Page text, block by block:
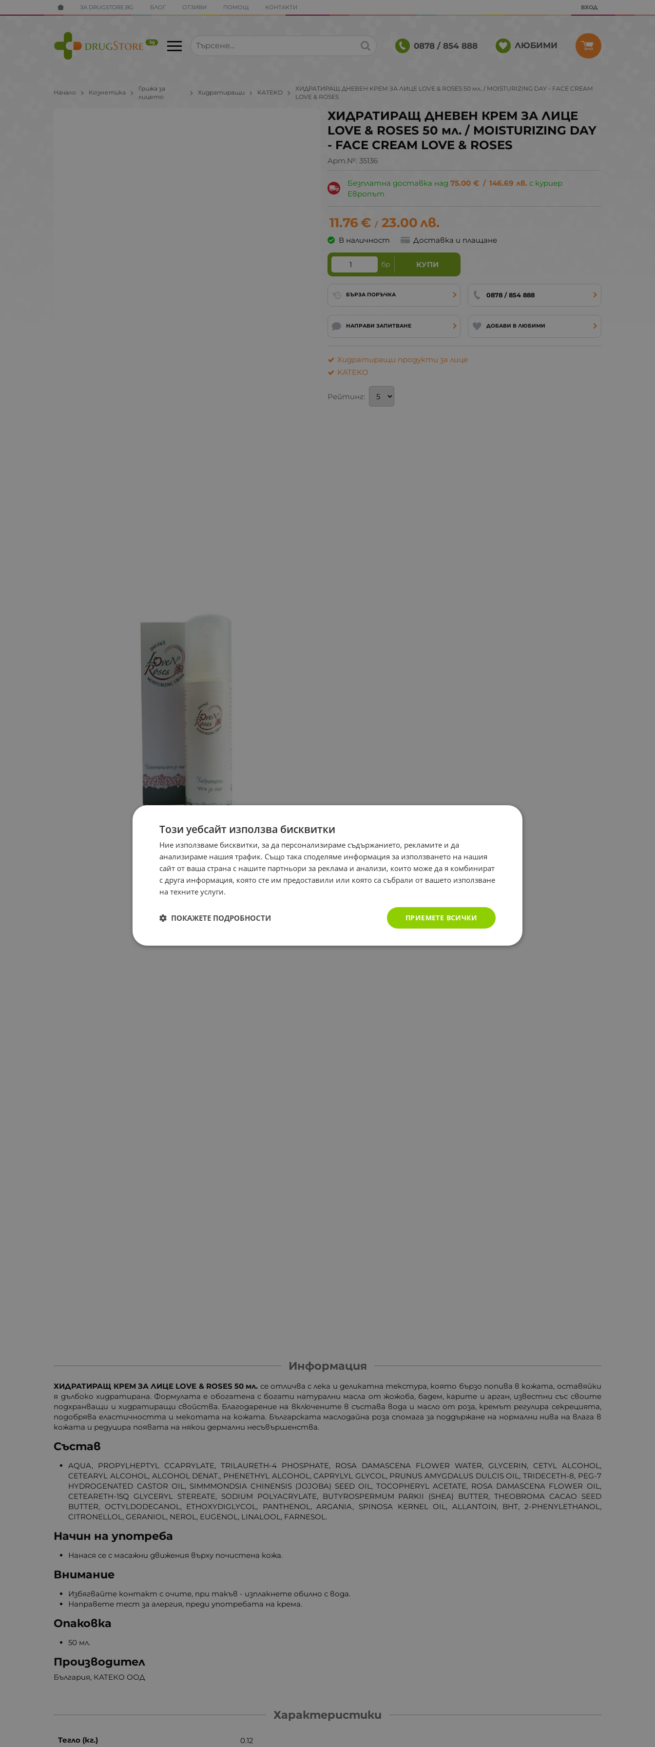
ЗА DRUGSTORE.BG БЛОГ ОТЗИВИ ПОМОЩ КОНТАКТИ ВХОД
0878 / 854 888 ЛЮБИМИ
Начало Козметика
Грижа за
лицето
Хидратиращи KATEKO
ХИДРАТИРАЩ ДНЕВЕН КРЕМ ЗА ЛИЦЕ LOVE & ROSES 50 мл. / MOISTURIZING DAY - FACE CREAM
LOVE & ROSES
ХИДРАТИРАЩ ДНЕВЕН КРЕМ ЗА ЛИЦЕ
LOVE & ROSES 50 мл. / MOISTURIZING DAY
- FACE CREAM LOVE & ROSES
Арт.№: 35136
Безплатна доставка над75.00 € / 146.69 лв. с куриер
Европът
11.76€ / 23.00лв.
В наличност Доставка и плащане
бр КУПИ
БЪРЗА ПОРЪЧКА 0878 / 854 888
НАПРАВИ ЗАПИТВАНЕ ДОБАВИ В ЛЮБИМИ
Хидратиращи продукти за лице
KATEKO
Рейтинг:
Информация
ХИДРАТИРАЩ КРЕМ ЗА ЛИЦЕ LOVE & ROSES 50 мл. се отличва с лека и деликатна текстура, която бързо попива в кожата, оставяйки
я дълбоко хидратирана. Формулата е обогатена с богати натурални масла от жожоба, бадем, карите и арган, известни със своите
подхранващи и хидратиращи свойства. Благодарение на включените в състава вода и масло от роза, кремът регулира секрецията,
подобрява еластичността и мекотата на кожата. Българската маслодайна роза спомага за поддържане на нормални нива на влага в
кожата и редуцира появата на някои дермални несъвършенства.
Състав
AQUA, PROPYLHEPTYL CCAPRYLATE, TRILAURETH-4 PHOSPHATE, ROSA DAMASCENA FLOWER WATER, GLYCERIN, CETYL ALCOHOL,
CETEARYL ALCOHOL, ALCOHOL DENAT., PHENETHYL ALCOHOL, CAPRYLYL GLYCOL, PRUNUS AMYGDALUS DULCIS OIL, TRIDECETH-8, PEG-7
HYDROGENATED CASTOR OIL, SIMMMONDSIA CHINENSIS (JOJOBA) SEED OIL, TOCOPHERYL ACETATE, ROSA DAMASCENA FLOWER OIL,
CETEARETH-15Q GLYCERYL STEREATE, SODIUM POLYACRYLATE, BUTYROSPERMUM PARKII (SHEA) BUTTER, THEOBROMA CACAO SEED
BUTTER, OCTYLDODECANOL, ETHOXYDIGLYCOL, PANTHENOL, ARGANIA, SPINOSA KERNEL OIL, ALLANTOIN, BHT, 2-PHENYLETHANOL,
CITRONELLOL, GERANIOL, NEROL, EUGENOL, LINALOOL, FARNESOL.
Начин на употреба
Нанася се с масажни движения върху почистена кожа.
Внимание
Избягвайте контакт с очите, при такъв - изплакнете обилно с вода.
Направете тест за алергия, преди употребата на крема.
Опаковка
50 мл.
Производител
България, КАТЕКО ООД
Характеристики
Тегло (кг.) 0.12
Този уебсайт използва бисквитки
Ние използваме бисквитки, за да персонализираме съдържанието, рекламите и да
анализираме нашия трафик. Също така споделяме информация за използването на нашия
сайт от ваша страна с нашите партньори за реклама и анализи, които може да я комбинират
с друга информация, която сте им предоставили или която са събрали от вашето използване
на техните услуги.
ПРИЕМЕТЕ ВСИЧКИ
ПОКАЖЕТЕ ПОДРОБНОСТИ